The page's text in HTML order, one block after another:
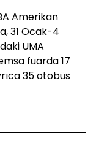
Amerikan
31 Ocak-4
UMA
fuarda 17
35 otobüs